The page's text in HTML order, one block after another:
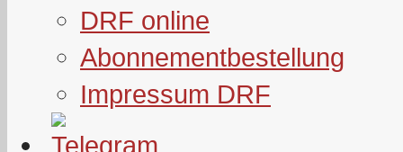
DRF online
Abonnementbestellung
Impressum DRF